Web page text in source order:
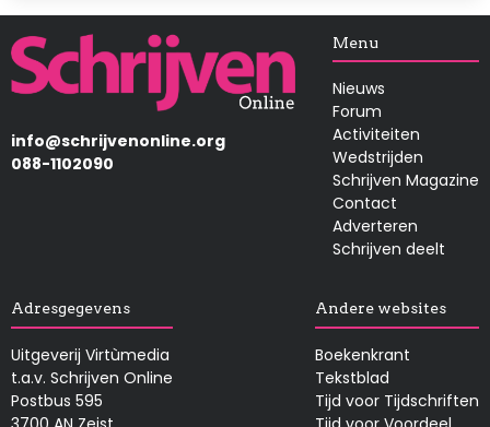
Afbeelding
info@schrijvenonline.org
088-1102090
Menu
Nieuws
Forum
Activiteiten
Wedstrijden
Schrijven Magazine
Contact
Adverteren
Schrijven deelt
Adresgegevens
Uitgeverij Virtùmedia
t.a.v. Schrijven Online
Postbus 595
Andere websites
Boekenkrant
Tekstblad
Tijd voor Tijdschriften